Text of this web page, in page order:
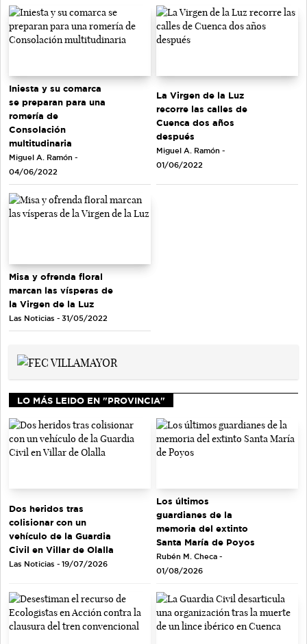
Iniesta y su comarca
se preparan para una
romería de
Consolación
multitudinaria
Miguel A. Ramón -
04/06/2022
La Virgen de la Luz
recorre las calles de
Cuenca dos años
después
Miguel A. Ramón -
01/06/2022
Misa y ofrenda floral
marcan las vísperas de
la Virgen de la Luz
Las Noticias - 31/05/2022
LO MÁS LEIDO EN "PROVINCIA"
Dos heridos tras
colisionar con un
vehículo de la Guardia
Civil en Villar de Olalla
Las Noticias - 19/07/2026
Los últimos
guardianes de la
memoria del extinto
Santa María de Poyos
Rubén M. Checa -
01/08/2026